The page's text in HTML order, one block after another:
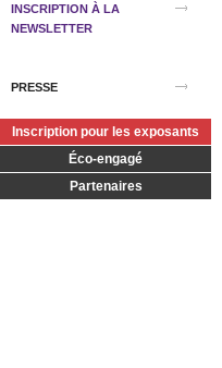
INSCRIPTION À LA
NEWSLETTER
PRESSE
Inscription pour les exposants
Éco-engagé
Partenaires